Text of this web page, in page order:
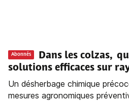
Abonnés
Dans les colzas,
solutions efficaces sur
Un désherbage chimique
mesures agronomiques